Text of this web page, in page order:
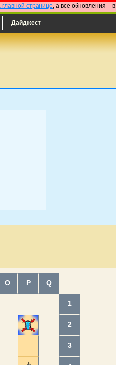
главной странице, а все обновления – в
Дайджест
O P Q
1
2
3